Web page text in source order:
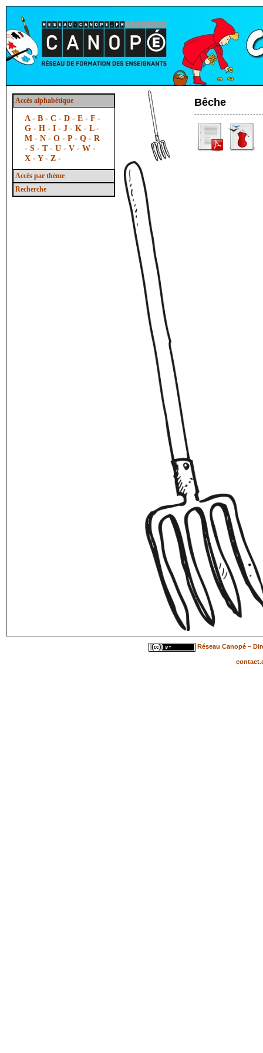
Accès alphabétique
A - B - C - D - E - F -
G - H - I - J - K - L -
M - N - O - P - Q - R
- S - T - U - V - W -
X -Y - Z -
Accès par thème
Recherche
Bêche
Réseau Canopé –